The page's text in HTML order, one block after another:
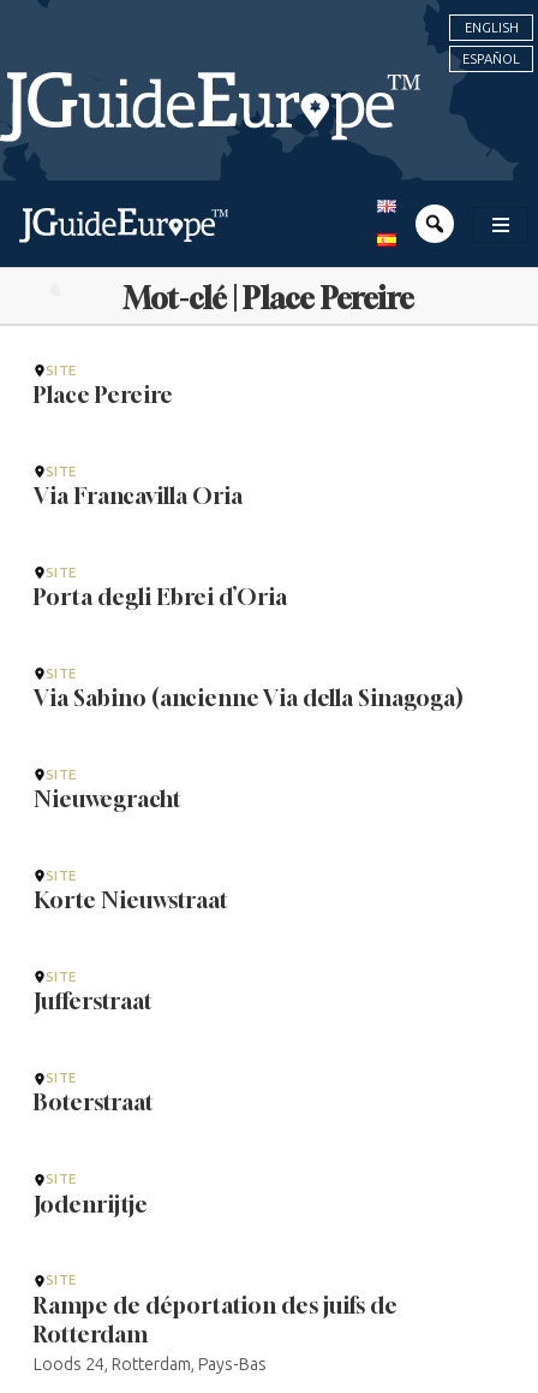
ENGLISH
ESPAÑOL
Mot-clé | Place Pereire
SITE
Place Pereire
SITE
Via Francavilla Oria
SITE
Porta degli Ebrei d’Oria
SITE
Via Sabino (ancienne Via della Sinagoga)
SITE
Nieuwegracht
SITE
Korte Nieuwstraat
SITE
Jufferstraat
SITE
Boterstraat
SITE
Jodenrijtje
SITE
Rampe de déportation des juifs de
Rotterdam
Loods 24, Rotterdam, Pays-Bas